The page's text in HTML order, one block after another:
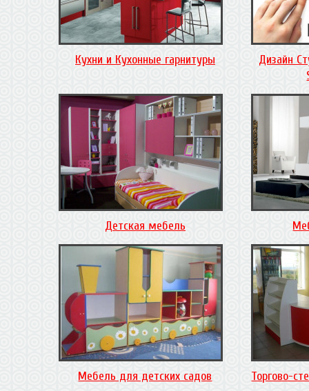
Кухни и Кухонные гарнитуры
Дизайн
Детская мебель
Мебель для детских садов Торгово-